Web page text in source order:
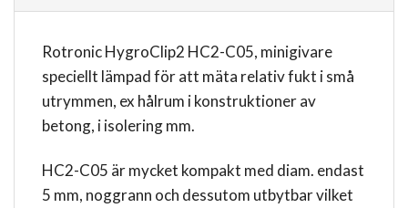
Rotronic HygroClip2 HC2-C05, minigivare
speciellt lämpad för att mäta relativ fukt i små
utrymmen, ex hålrum i konstruktioner av
betong, i isolering mm.
HC2-C05 är mycket kompakt med diam. endast
5 mm, noggrann och dessutom utbytbar vilket